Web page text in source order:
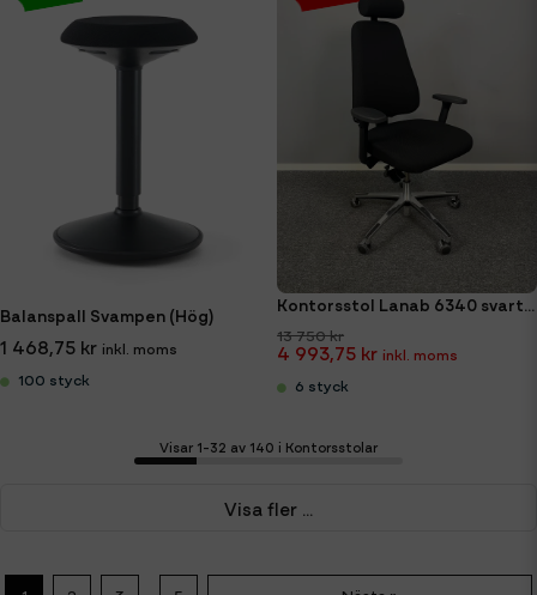
Balanspall Svampen (Hög)
1 468,75 kr
100 styck
Kontorsstol Lanab 6340 svart tyg. Nackstöd, armstöd & svankstödspump
13 750 kr
4 993,75 kr
6 styck
Visar 1-32 av 140 i Kontorsstolar
Visa fler ...